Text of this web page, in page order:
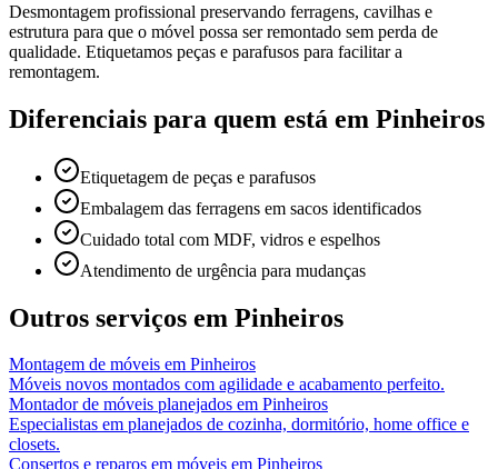
Desmontagem profissional preservando ferragens, cavilhas e
estrutura para que o móvel possa ser remontado sem perda de
qualidade. Etiquetamos peças e parafusos para facilitar a
remontagem.
Diferenciais para quem está em Pinheiros
Etiquetagem de peças e parafusos
Embalagem das ferragens em sacos identificados
Cuidado total com MDF, vidros e espelhos
Atendimento de urgência para mudanças
Outros serviços em Pinheiros
Montagem de móveis em Pinheiros
Móveis novos montados com agilidade e acabamento perfeito.
Montador de móveis planejados em Pinheiros
Especialistas em planejados de cozinha, dormitório, home office e
closets.
Consertos e reparos em móveis em Pinheiros